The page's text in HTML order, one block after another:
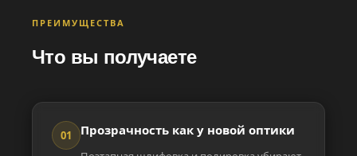
ПРЕИМУЩЕСТВА
Что вы получаете
01 Прозрачность как у новой оптики